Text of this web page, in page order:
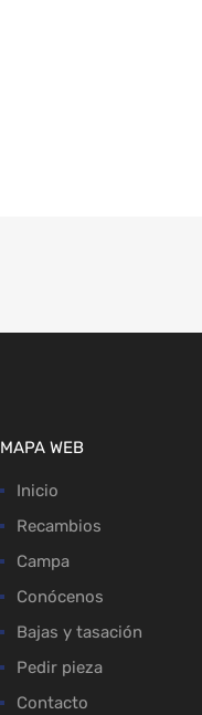
MAPA WEB
Inicio
Recambios
Campa
Conócenos
Bajas y tasación
Pedir pieza
Contacto